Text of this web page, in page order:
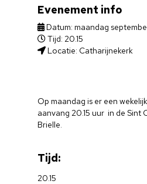
Op maandag is er een
aanvang 20.15 uur in de Sint
Brielle.
Tijd:
20.15
Evenement info
Datum: maandag
Tijd: 20.15
Locatie: Catharijnekerk